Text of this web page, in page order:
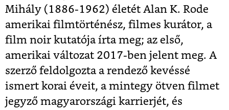
Mihály (1886-1962) életét Alan K. Rode
amerikai filmtörténész, filmes kurátor, a
film noir kutatója írta meg; az első,
amerikai változat 2017-ben jelent meg. A
szerző feldolgozta a rendező kevéssé
ismert korai éveit, a mintegy ötven filmet
jegyző magyarországi karrierjét, és